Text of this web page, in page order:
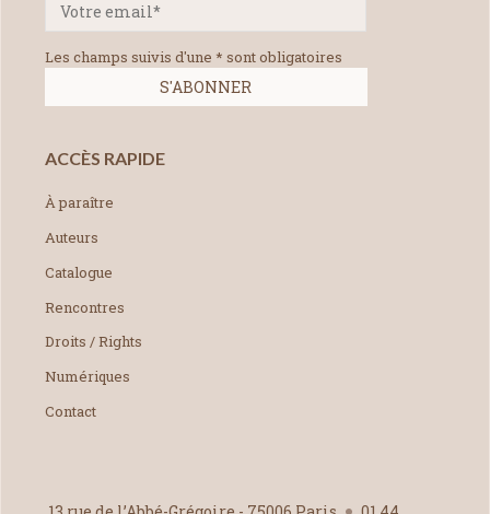
Les champs suivis d'une * sont obligatoires
ACCÈS RAPIDE
À paraître
Auteurs
Catalogue
Rencontres
Droits / Rights
Numériques
Contact